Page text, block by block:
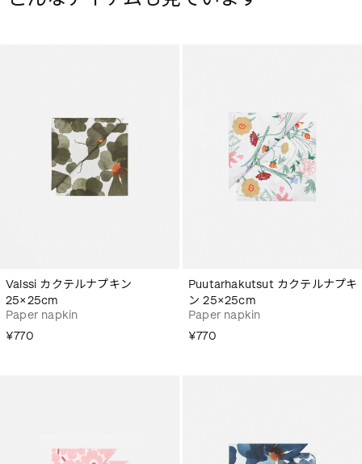
Valssi カクテルナプキン
25×25cm
Paper napkin
¥770
Puutarhakutsut カクテルナプキ
ン 25×25cm
Paper napkin
¥770